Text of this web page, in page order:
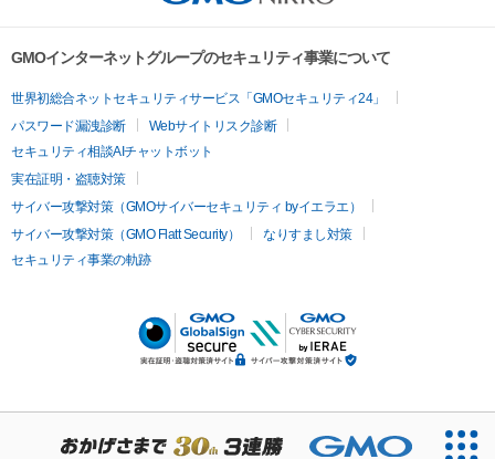
GMOインターネットグループのセキュリティ事業について
世界初総合ネットセキュリティサービス「GMOセキュリティ24」
パスワード漏洩診断
Webサイトリスク診断
セキュリティ相談AIチャットボット
実在証明・盗聴対策
サイバー攻撃対策（GMOサイバーセキュリティ byイエラエ）
サイバー攻撃対策（GMO Flatt Security）
なりすまし対策
セキュリティ事業の軌跡